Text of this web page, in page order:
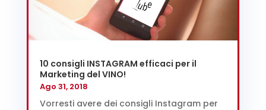
10 consigli INSTAGRAM efficaci per il
Marketing del VINO!
Ago 31, 2018
Vorresti avere dei consigli Instagram per